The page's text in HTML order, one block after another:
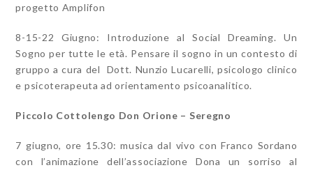
progetto Amplifon
8-15-22 Giugno: Introduzione al Social Dreaming. Un
Sogno per tutte le età. Pensare il sogno in un contesto di
gruppo a cura del Dott. Nunzio Lucarelli, psicologo clinico
e psicoterapeuta ad orientamento psicoanalitico.
Piccolo Cottolengo Don Orione – Seregno
7 giugno, ore 15.30: musica dal vivo con Franco Sordano
con l’animazione dell’associazione Dona un sorriso al